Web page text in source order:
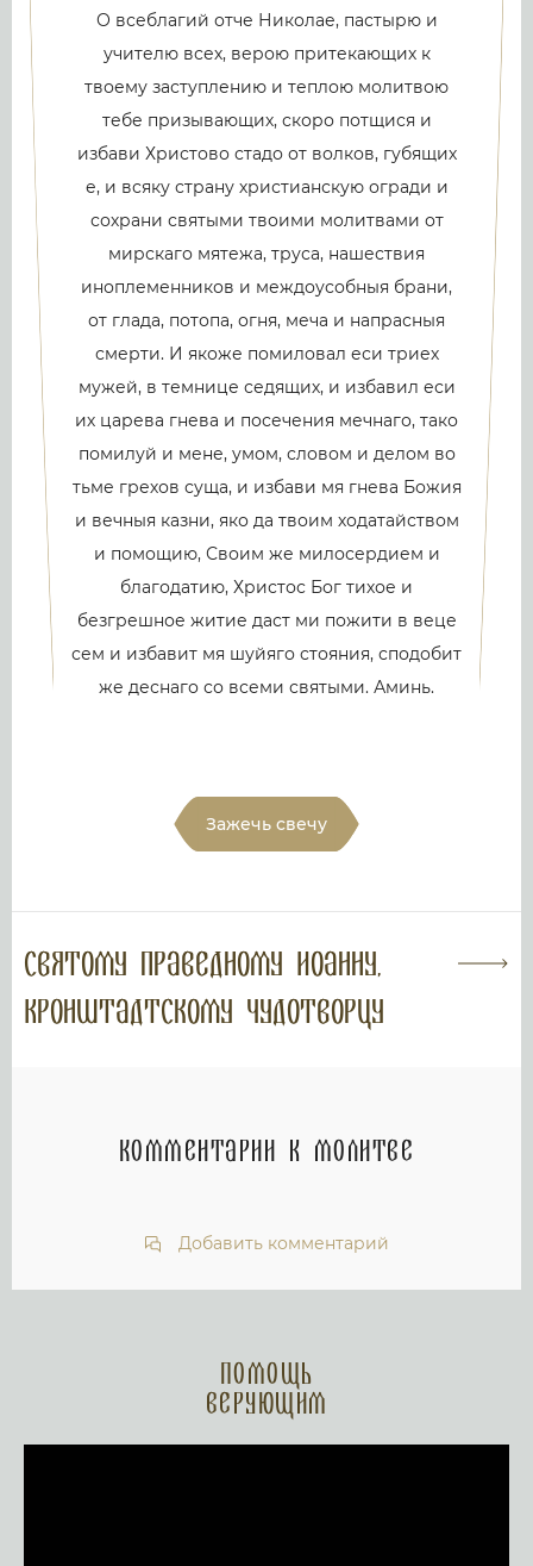
О всеблагий отче Николае, пастырю и
учителю всех, верою притекающих к
твоему заступлению и теплою молитвою
тебе призывающих, скоро потщися и
избави Христово стадо от волков, губящих
е, и всяку страну христианскую огради и
сохрани святыми твоими молитвами от
мирскаго мятежа, труса, нашествия
иноплеменников и междоусобныя брани,
от глада, потопа, огня, меча и напрасныя
смерти. И якоже помиловал еси триех
мужей, в темнице седящих, и избавил еси
их царева гнева и посечения мечнаго, тако
помилуй и мене, умом, словом и делом во
тьме грехов суща, и избави мя гнева Божия
и вечныя казни, яко да твоим ходатайством
и помощию, Своим же милосердием и
благодатию, Христос Бог тихое и
безгрешное житие даст ми пожити в веце
сем и избавит мя шуйяго стояния, сподобит
же деснаго со всеми святыми. Аминь.
Зажечь свечу
Святому праведному Иоанну,
Кронштадтскому чудотворцу
Комментарии к молитве
Добавить комментарий
Помощь
верующим